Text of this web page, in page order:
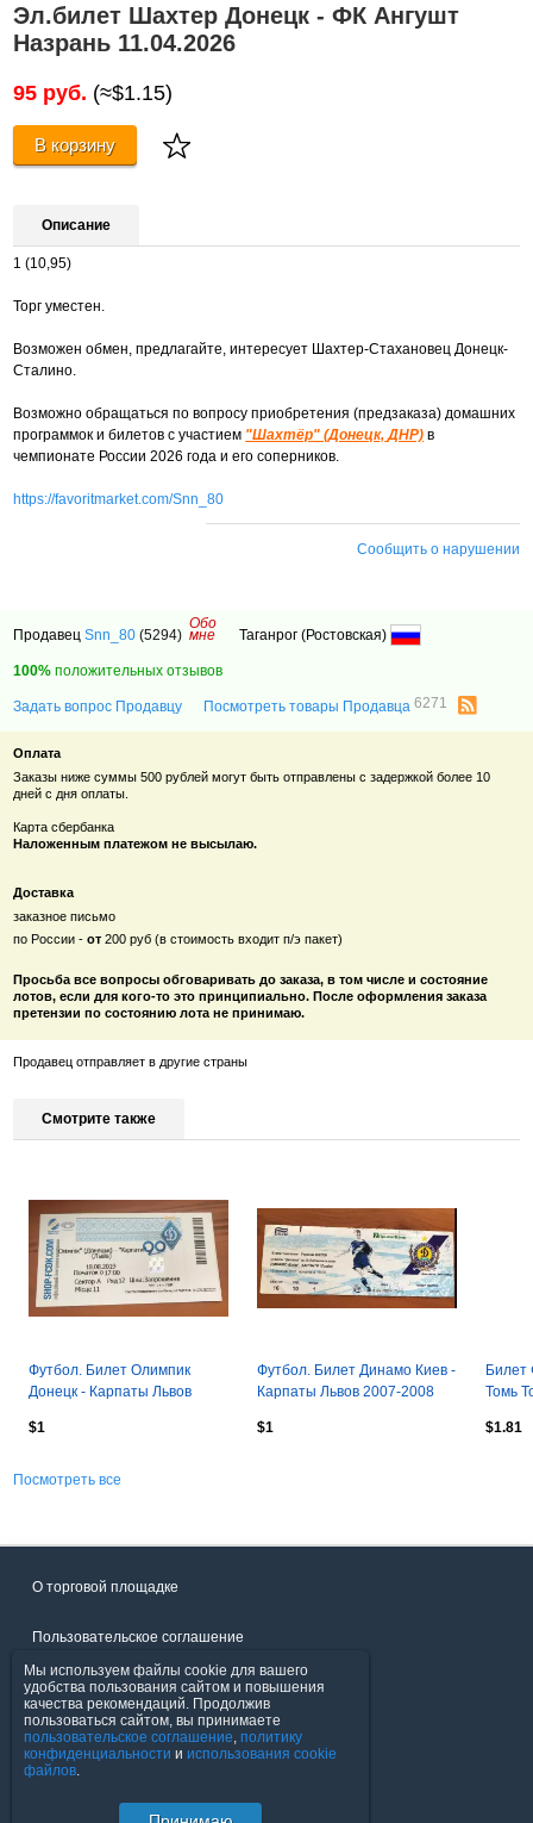
Эл.билет Шахтер Донецк - ФК Ангушт
Назрань 11.04.2026
95 руб. (≈$1.15)
В корзину
Описание
1 (10,95)
Торг уместен.
Возможен обмен, предлагайте, интересует Шахтер-Стахановец Донецк-
Сталино.
Возможно обращаться по вопросу приобретения (предзаказа) домашних
программок и билетов с участием "Шахтёр" (Донецк, ДНР) в
чемпионате России 2026 года и его соперников.
https://favoritmarket.com/Snn_80
Сообщить о нарушении
ПродавецSnn_80 (5294)
Обо
мне Таганрог (Ростовская)
100% положительных отзывов
Задать вопрос Продавцу Посмотреть товары Продавца6271
Оплата
Заказы ниже суммы 500 рублеймогут быть отправлены с задержкой более 10
дней с дня оплаты.
Карта сбербанка
Наложенным платежом не высылаю.
Доставка
заказное письмо
по России - от 200 руб (в стоимость входит п/э пакет)
Просьба все вопросы обговаривать до заказа, в том числе и состояние
лотов, если для кого-то это принципиально. После оформления заказа
претензии по состоянию лота не принимаю.
Продавец отправляет в другие страны
Смотрите также
Футбол. Билет Олимпик
Донецк - Карпаты Львов
$1
Футбол. Билет Динамо Киев -
Карпаты Львов 2007-2008
$1
Билет
Томь
$1.81
Посмотреть все
О торговой площадке
Пользовательское соглашение
Политика конфиденциальности
Продавцы
Мы используем файлы cookie для вашего
удобства пользования сайтом и повышения
качества рекомендаций. Продолжив
пользоваться сайтом, вы принимаете
пользовательское соглашение, политику
конфиденциальности и использования cookie
файлов.